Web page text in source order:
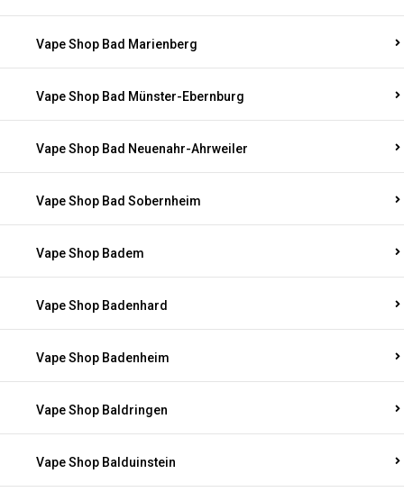
Vape Shop Bad Marienberg
Vape Shop Bad Münster-Ebernburg
Vape Shop Bad Neuenahr-Ahrweiler
Vape Shop Bad Sobernheim
Vape Shop Badem
Vape Shop Badenhard
Vape Shop Badenheim
Vape Shop Baldringen
Vape Shop Balduinstein